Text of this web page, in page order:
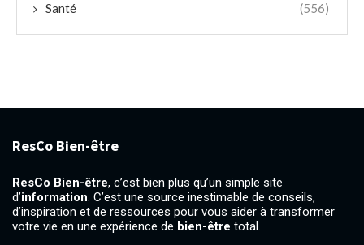
Santé (556)
ResCo Bien-être
ResCo Bien-être, c’est bien plus qu’un simple site
d’information. C’est une source inestimable de conseils,
d’inspiration et de ressources pour vous aider à transformer
votre vie en une expérience de bien-être total.